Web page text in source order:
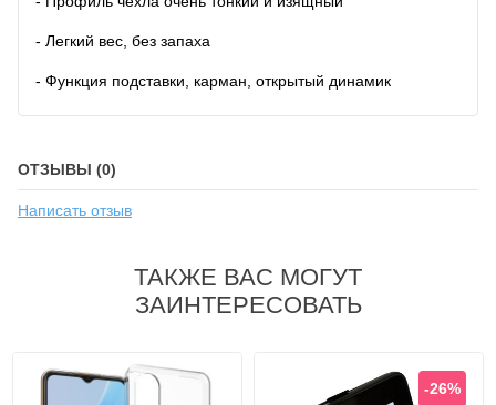
- Легкий вес, без запаха
- Функция подставки, карман, открытый динамик
ОТЗЫВЫ (0)
Написать отзыв
ТАКЖЕ ВАС МОГУТ
ЗАИНТЕРЕСОВАТЬ
-26%